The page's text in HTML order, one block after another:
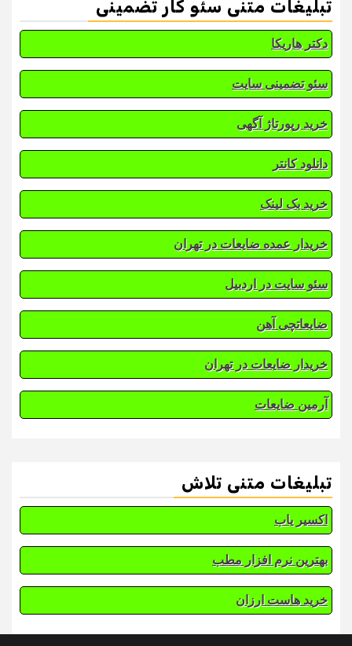
تبلیغات متنی سئو کار تضمینی
دکتر هاریکا
سئو تضمینی سایت
خرید رپورتاژ آگهی
دانلود کانتر
خرید بک لینک
خریدار عمده ضایعات در تهران
سئو سایت در اردبیل
ضایعاتچی آهن
خریدار ضایعات در تهران
آرمین ضایعات
تبلیغات متنی تلاش
اکسیر یاب
بهترین نرم افزار مطب
خرید هاست ارزان